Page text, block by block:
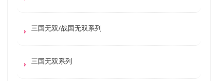
三国无双/战国无双系列
三国无双系列